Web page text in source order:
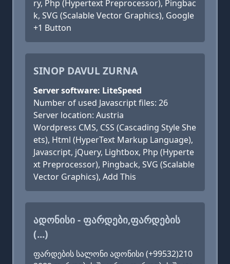
ry, Php (Hypertext Preprocessor), Pingbac
k, SVG (Scalable Vector Graphics), Google
+1 Button
SINOP DAVUL ZURNA
Server software: LiteSpeed
Number of used Javascript files: 26
Server location: Austria
Wordpress CMS, CSS (Cascading Style She
ets), Html (HyperText Markup Language),
Javascript, jQuery, Lightbox, Php (Hyperte
xt Preprocessor), Pingback, SVG (Scalable
Vector Graphics), Add This
ᲐᲓᲝᲜᲘᲡᲘ - ᲤᲐᲠᲓᲔᲑᲘ,ᲤᲐᲠᲓᲔᲑᲘᲡ
(...)
ფარდების სალონი ადონისი (+99532)210